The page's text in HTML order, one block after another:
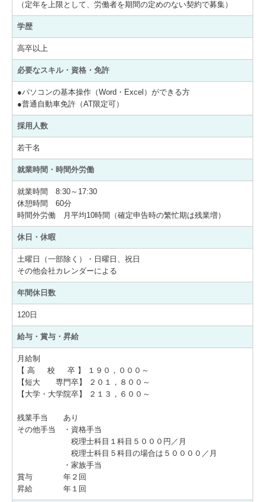
（定年を上限として、労働者を期間の定めのない契約で募集）
学歴
高卒以上
必要なスキル・資格・免許
●パソコンの基本操作（Word・Excel）ができる方
●普通自動車免許（AT限定可）
採用人数
若干名
就業時間・時間外労働
就業時間 8:30～17:30
休憩時間 60分
時間外労働 月平均10時間（確定申告時の繁忙期は残業増）
休日・休暇
土曜日（一部除く）・日曜日、祝日
その他会社カレンダーによる
年間休日数
120日
給与・賞与・昇給
月給制
【 高 校 卒 】 １９０，０００～
【短大 専門卒】 ２０１，８００～
【大学・大学院卒】 ２１３，６００～
残業手当 あり
その他手当 ・資格手当
税理士科目１科目５０００円／月
税理士科目５科目の場合は５００００／月
・家族手当
賞与 年２回
昇給 年１回